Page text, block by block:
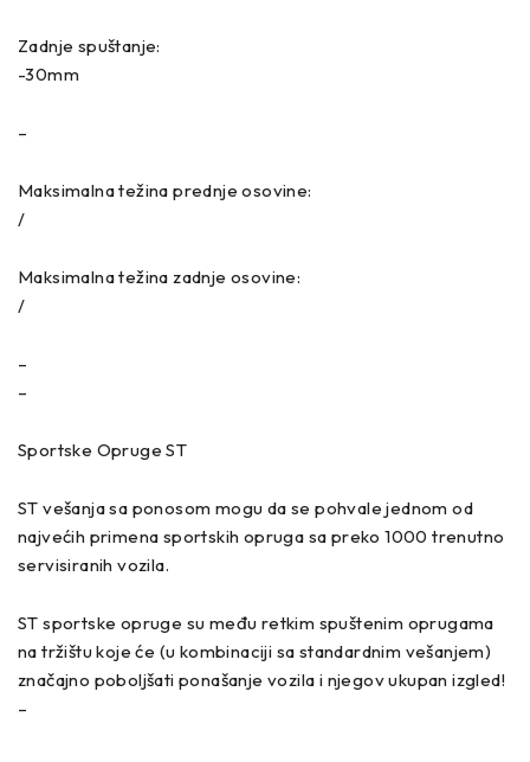
Zadnje spuštanje:
-30mm
–
Maksimalna težina prednje osovine:
/
Maksimalna težina zadnje osovine:
/
–
–
Sportske Opruge ST
ST vešanja sa ponosom mogu da se pohvale jednom od
najvećih primena sportskih opruga sa preko 1000 trenutno
servisiranih vozila.
ST sportske opruge su među retkim spuštenim oprugama
na tržištu koje će (u kombinaciji sa standardnim vešanjem)
značajno poboljšati ponašanje vozila i njegov ukupan izgled!
–